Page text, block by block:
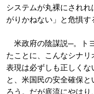
システムが丸裸にされ
がりかねない」と危惧す
米政府の陰謀説─。ト
たことに、こんなシナ
表現は必ずしも正しくな
と、米国民の安全確保
ろう。だが底流にやは